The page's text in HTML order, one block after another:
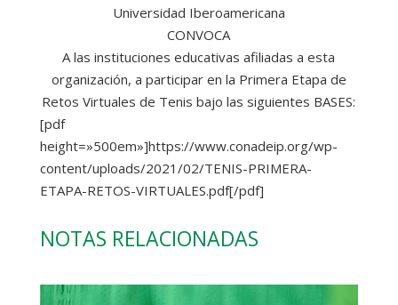
Universidad Iberoamericana
CONVOCA
A las instituciones educativas afiliadas a esta
organización, a participar en la Primera Etapa de
Retos Virtuales de Tenis bajo las siguientes BASES:
[pdf
height=»500em»]https://www.conadeip.org/wp-
content/uploads/2021/02/TENIS-PRIMERA-
ETAPA-RETOS-VIRTUALES.pdf[/pdf]
NOTAS RELACIONADAS